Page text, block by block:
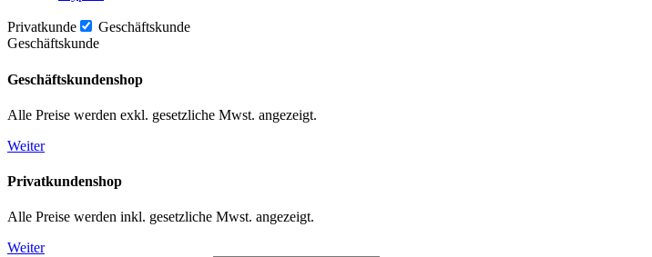
Privatkunde
Geschäftskunde
Geschäftskunde
Geschäftskundenshop
Alle Preise werden exkl. gesetzliche Mwst. angezeigt.
Weiter
Privatkundenshop
Alle Preise werden inkl. gesetzliche Mwst. angezeigt.
Weiter